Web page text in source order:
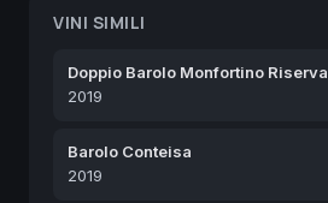
VINI SIMILI
Doppio Barolo Monfortino Riserva
2019
Barolo Conteisa
2019